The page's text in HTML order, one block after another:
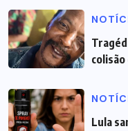
Lula